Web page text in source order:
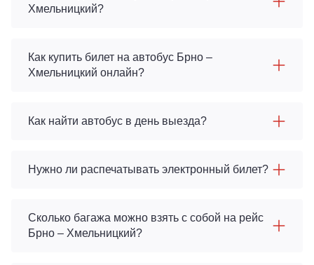
Хмельницкий?
Как купить билет на автобус Брно –
Хмельницкий онлайн?
Как найти автобус в день выезда?
Нужно ли распечатывать электронный билет?
Сколько багажа можно взять с собой на рейс
Брно – Хмельницкий?